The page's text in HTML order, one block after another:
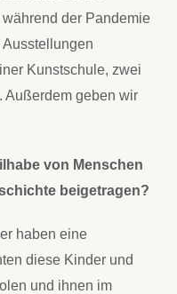
der Pandemie
Kunstschule, zwei
Außerdem geben wir
von Menschen
beigetragen?
haben eine
diese Kinder und
und ihnen im